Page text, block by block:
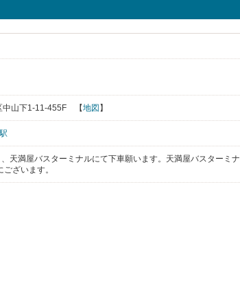
山下1-11-455F 【地図 】
天満屋バスターミナルにて下車願います。天満屋バスターミナ
ざいます。